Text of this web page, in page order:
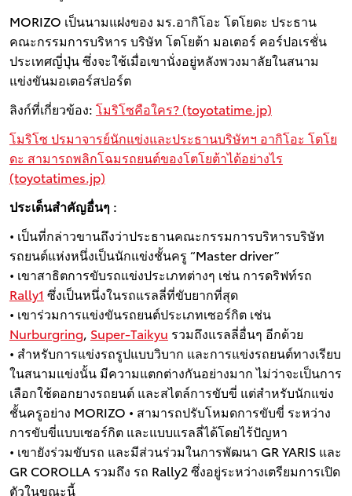
MORIZO เป็นนามแฝงของ มร.อากิโอะ โตโยดะ ประธาน
คณะกรรมการบริหาร บริษัท โตโยต้า มอเตอร์ คอร์ปอเรชั่น
ประเทศญี่ปุ่น ซึ่งจะใช้เมื่อเขานั่งอยู่หลังพวงมาลัยในสนาม
แข่งขันมอเตอร์สปอร์ต
ลิงก์ที่เกี่ยวข้อง: โมริโซคือใคร? (toyotatime.jp)
โมริโซ ปรมาจารย์นักแข่งและประธานบริษัทฯ อากิโอะ โตโย
ดะ สามารถพลิกโฉมรถยนต์ของโตโยต้าได้อย่างไร
(toyotatimes.jp)
ประเด็นสำคัญอื่นๆ :
• เป็นที่กล่าวขานถึงว่าประธานคณะกรรมการบริหารบริษัท
รถยนต์แห่งหนึ่งเป็นนักแข่งชั้นครู “Master driver”
• เขาสาธิตการขับรถแข่งประเภทต่างๆ เช่น การดริฟท์รถ
Rally1 ซึ่งเป็นหนึ่งในรถแรลลี่ที่ขับยากที่สุด
• เขาร่วมการแข่งขันรถยนต์ประเภทเซอร์กิต เช่น
Nurburgring, Super-Taikyu รวมถึงแรลลี่อื่นๆ อีกด้วย
• สำหรับการแข่งรถรูปแบบวิบาก และการแข่งรถยนต์ทางเรียบ
ในสนามแข่งนั้น มีความแตกต่างกันอย่างมาก ไม่ว่าจะเป็นการ
เลือกใช้ดอกยางรถยนต์ และสไตล์การขับขี่ แต่สำหรับนักแข่ง
ชั้นครูอย่าง MORIZO • สามารถปรับโหมดการขับขี่ ระหว่าง
การขับขี่แบบเซอร์กิต และแบบแรลลี่ได้โดยไร้ปัญหา
• เขายังร่วมขับรถ และมีส่วนร่วมในการพัฒนา GR YARIS และ
GR COROLLA รวมถึง รถ Rally2 ซึ่งอยู่ระหว่างเตรียมการเปิด
ตัวในขณะนี้